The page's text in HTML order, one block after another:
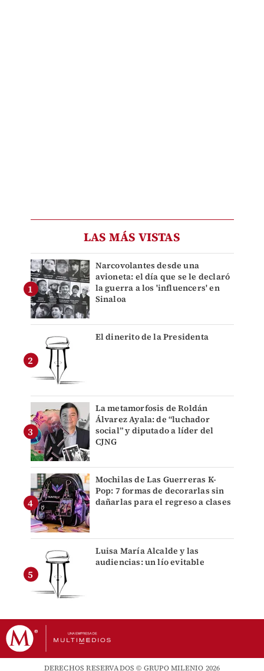
LAS MÁS VISTAS
Narcovolantes desde una
avioneta: el día que se le declaró
la guerra a los 'influencers' en
Sinaloa
El dinerito de la Presidenta
La metamorfosis de Roldán
Álvarez Ayala: de “luchador
social” y diputado a líder del
CJNG
Mochilas de Las Guerreras K-
Pop: 7 formas de decorarlas sin
dañarlas para el regreso a clases
Luisa María Alcalde y las
audiencias: un lío evitable
DERECHOS RESERVADOS © GRUPO MILENIO 2026